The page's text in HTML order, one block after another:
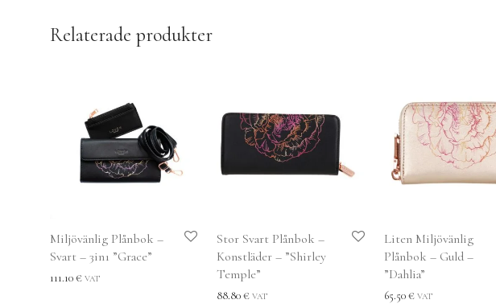
Relaterade produkter
Miljövänlig Plånbok –
Svart – 3in1 ”Grace”
111.10€ VAT
Stor Svart Plånbok –
Konstläder – ”Shirley
Temple”
88.80€ VAT
Liten Miljövänlig
Plånbok – Guld –
”Dahlia”
65.50€ VAT